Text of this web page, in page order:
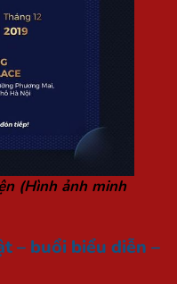
(Hình ảnh minh
– buổi biểu diễn –